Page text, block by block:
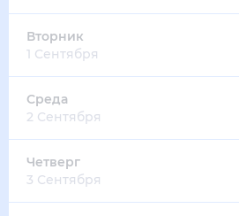
Вторник
1 Сентября
Среда
2 Сентября
Четверг
3 Сентября